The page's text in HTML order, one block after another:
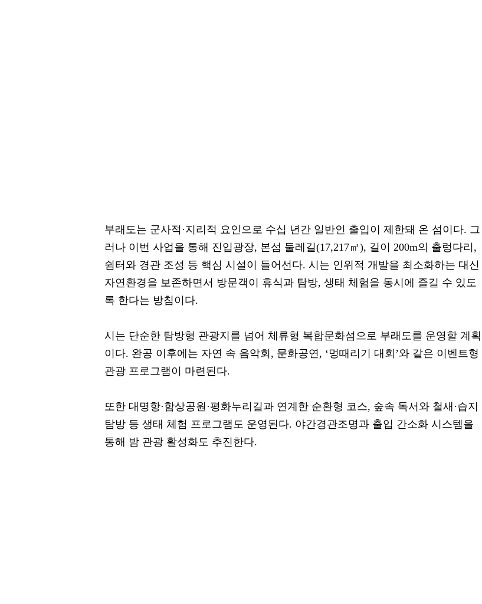
부래도는 군사적·지리적 요인으로 수십 년간 일반인 출입이 제한돼 온 섬이다. 그
러나 이번 사업을 통해 진입광장, 본섬 둘레길(17,217㎡), 길이 200m의 출렁다리,
쉼터와 경관 조성 등 핵심 시설이 들어선다. 시는 인위적 개발을 최소화하는 대신
자연환경을 보존하면서 방문객이 휴식과 탐방, 생태 체험을 동시에 즐길 수 있도
록 한다는 방침이다.
시는 단순한 탐방형 관광지를 넘어 체류형 복합문화섬으로 부래도를 운영할 계획
이다. 완공 이후에는 자연 속 음악회, 문화공연, ‘멍때리기 대회’와 같은 이벤트형
관광 프로그램이 마련된다.
또한 대명항·함상공원·평화누리길과 연계한 순환형 코스, 숲속 독서와 철새·습지
탐방 등 생태 체험 프로그램도 운영된다. 야간경관조명과 출입 간소화 시스템을
통해 밤 관광 활성화도 추진한다.